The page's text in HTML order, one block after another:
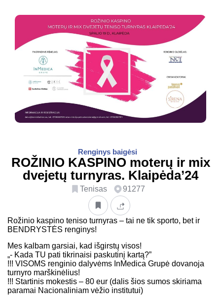
Renginys baigėsi
ROŽINIO KASPINO moterų ir mix
dvejetų turnyras. Klaipėda’24
Tenisas 91277
Rožinio kaspino teniso turnyras – tai ne tik sporto, bet ir
BENDRYSTĖS renginys!
Mes kalbam garsiai, kad išgirstų visos!
„- Kada TU pati tikrinaisi paskutinį kartą?”
!!! VISOMS renginio dalyvėms InMedica Grupė dovanoja
turnyro marškinėlius!
!!! Startinis mokestis – 80 eur (dalis šios sumos skiriama
paramai Nacionaliniam vėžio institutui)